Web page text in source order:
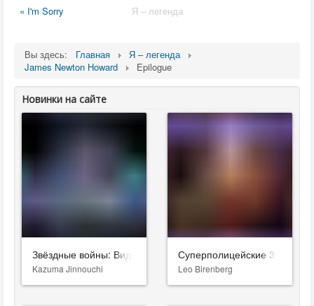
« I'm Sorry Я – легенда
Вы здесь: Главная
Я – легенда
James Newton Howard
Epilogue
Новинки на сайте
Звёздные войны: Видения. Девятый джедай
Kazuma Jinnouchi
Суперполицейские 3
Leo Birenberg